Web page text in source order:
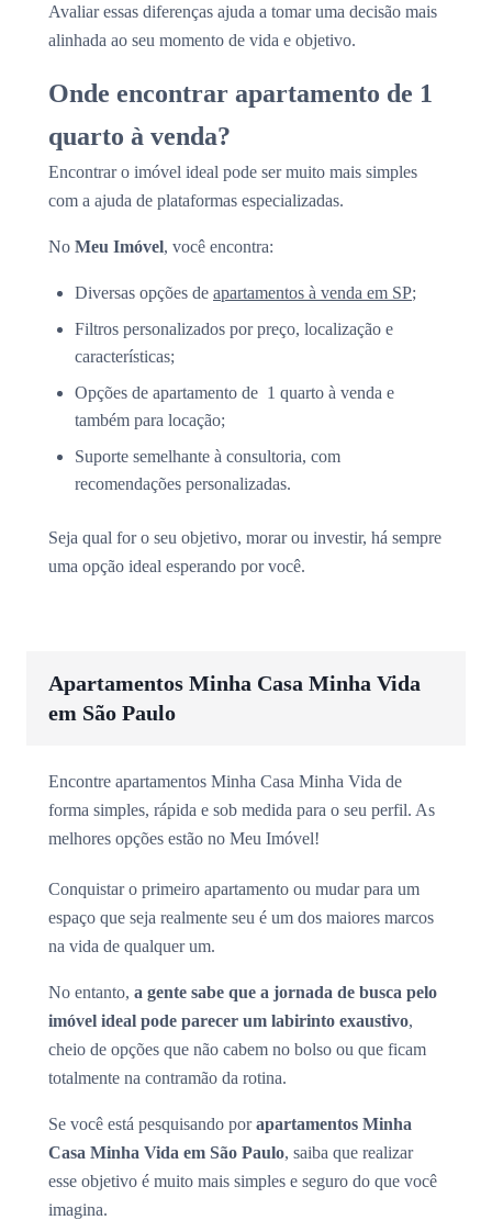
Avaliar essas diferenças ajuda a tomar uma decisão mais
alinhada ao seu momento de vida e objetivo.
Onde encontrar apartamento de 1
quarto à venda?
Encontrar o imóvel ideal pode ser muito mais simples
com a ajuda de plataformas especializadas.
No Meu Imóvel, você encontra:
Diversas opções de apartamentos à venda em SP;
Filtros personalizados por preço, localização e
características;
Opções de apartamento de 1 quarto à venda e
também para locação;
Suporte semelhante à consultoria, com
recomendações personalizadas.
Seja qual for o seu objetivo, morar ou investir, há sempre
uma opção ideal esperando por você.
Apartamentos Minha Casa Minha Vida
em São Paulo
Encontre apartamentos Minha Casa Minha Vida de
forma simples, rápida e sob medida para o seu perfil. As
melhores opções estão no Meu Imóvel!
Conquistar o primeiro apartamento ou mudar para um
espaço que seja realmente seu é um dos maiores marcos
na vida de qualquer um.
No entanto, a gente sabe que a jornada de busca pelo
imóvel ideal pode parecer um labirinto exaustivo,
cheio de opções que não cabem no bolso ou que ficam
totalmente na contramão da rotina.
Se você está pesquisando porapartamentos Minha
Casa Minha Vida em São Paulo, saiba que realizar
esse objetivo é muito mais simples e seguro do que você
imagina.